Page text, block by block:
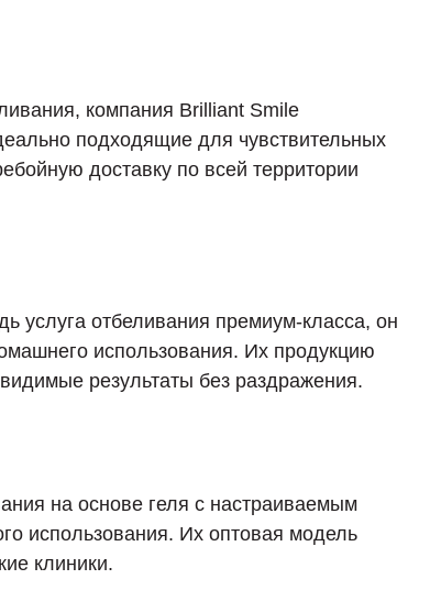
компания Brilliant Smile
подходящие для чувствительных
доставку по всей территории
услуга отбеливания премиум-класса, он
использования. Их продукцию
результаты без раздражения.
на основе геля с настраиваемым
использования. Их оптовая модель
клиники.